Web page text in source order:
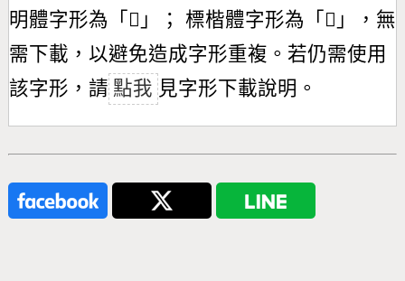
明體字形為「 𢍄 」； 標楷體字形為「 𢍄 」，無
需下載，以避免造成字形重複。若仍需使用
該字形，請 點我 見字形下載說明。